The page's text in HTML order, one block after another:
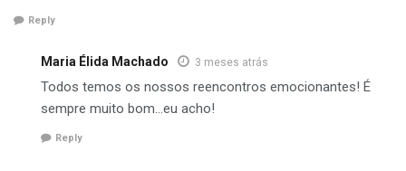
Reply
Maria Élida Machado 3 meses atrás
Todos temos os nossos reencontros emocionantes! É
sempre muito bom…eu acho!
Reply